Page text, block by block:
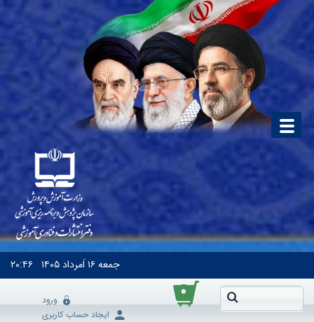
جمعه۱۶ اَمرداد ۱۴۰۵ ۲۰:۴۶
۰
ورود
ایجاد حساب کاربری